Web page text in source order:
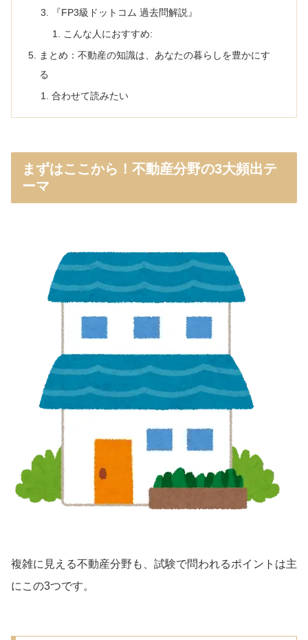
『FP3級ドットコム 過去問解説』
こんな人におすすめ:
まとめ：不動産の知識は、あなたの暮らしを豊かにす
る
合わせて読みたい
まずはここから！不動産分野の3大頻出テ
ーマ
複雑に見える不動産分野も、試験で問われるポイントは主
にこの3つです。